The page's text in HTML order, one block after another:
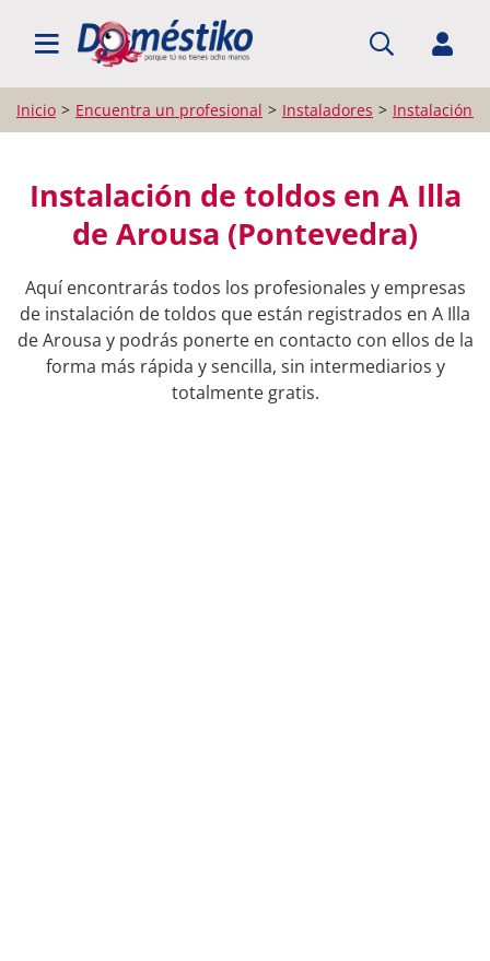
BUSCAR PROFESIONALES
Inicio Encuentra un profesional Instaladores Instalación
Instalación de toldos en A Illa
de Arousa (Pontevedra)
Aquí encontrarás todos los profesionales y empresas
de instalación de toldos que están registrados en A Illa
de Arousa y podrás ponerte en contacto con ellos de la
forma más rápida y sencilla, sin intermediarios y
totalmente gratis.